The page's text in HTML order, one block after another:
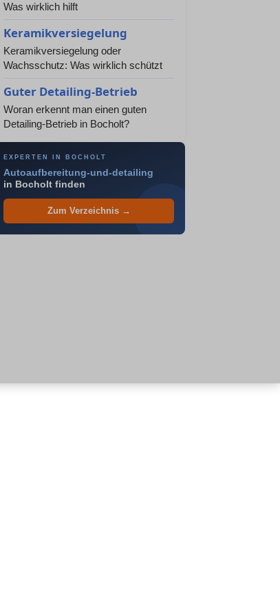
Was wirklich hilft
Keramikversiegelung
Keramikversiegelung oder
Wachsschutz: Was wirklich schützt
Guter Detailing-Betrieb
Woran erkennt man einen guten
Detailing-Betrieb in Bocholt?
EXPERTEN IN BOCHOLT
Autoaufbereitung-und-detailing
in Bocholt finden
Zum Verzeichnis →